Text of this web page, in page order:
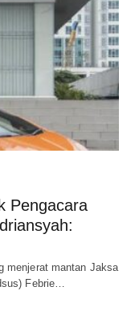
Pengacara
menjerat mantan Jaksa
Febrie…